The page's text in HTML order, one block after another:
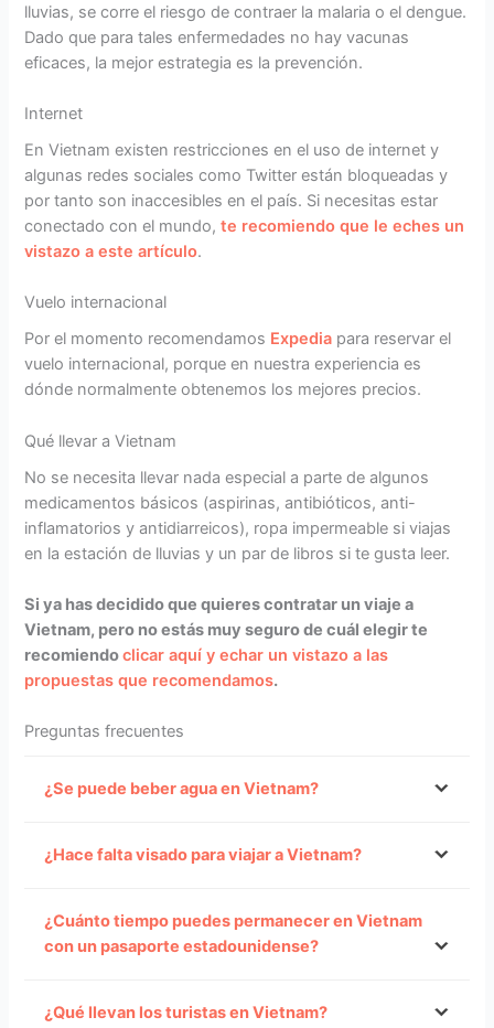
lluvias, se corre el riesgo de contraer la malaria o el dengue.
Dado que para tales enfermedades no hay vacunas
eficaces, la mejor estrategia es la prevención.
Internet
En Vietnam existen restricciones en el uso de internet y
algunas redes sociales como Twitter están bloqueadas y
por tanto son inaccesibles en el país. Si necesitas estar
conectado con el mundo,te recomiendo que le eches un
vistazo a este artículo.
Vuelo internacional
Por el momento recomendamos Expedia para reservar el
vuelo internacional, porque en nuestra experiencia es
dónde normalmente obtenemos los mejores precios.
Qué llevar a Vietnam
No se necesita llevar nada especial a parte de algunos
medicamentos básicos (aspirinas, antibióticos, anti-
inflamatorios y antidiarreicos), ropa impermeable si viajas
en la estación de lluvias y un par de libros si te gusta leer.
Si ya has decidido que quieres contratar un viaje a
Vietnam, pero no estás muy seguro de cuál elegir te
recomiendoclicar aquí y echar un vistazo a las
propuestas que recomendamos.
Preguntas frecuentes
¿Se puede beber agua en Vietnam?
¿Hace falta visado para viajar a Vietnam?
¿Cuánto tiempo puedes permanecer en Vietnam
con un pasaporte estadounidense?
¿Qué llevan los turistas en Vietnam?